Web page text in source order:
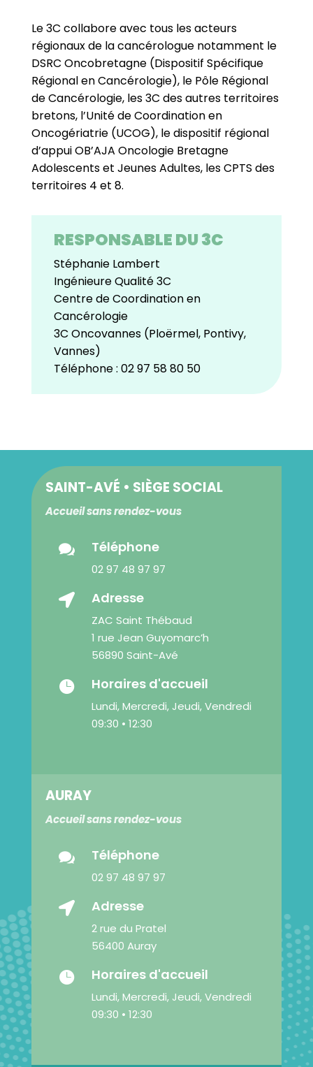
Le 3C collabore avec tous les acteurs
régionaux de la cancérologue notamment le
DSRC Oncobretagne (Dispositif Spécifique
Régional en Cancérologie), le Pôle Régional
de Cancérologie, les 3C des autres territoires
bretons, l’Unité de Coordination en
Oncogériatrie (UCOG), le dispositif régional
d’appui OB’AJA Oncologie Bretagne
Adolescents et Jeunes Adultes, les CPTS des
territoires 4 et 8.
RESPONSABLE DU 3C
Stéphanie Lambert
Ingénieure Qualité 3C
Centre de Coordination en
Cancérologie
3C Oncovannes (Ploërmel, Pontivy,
Vannes)
Téléphone : 02 97 58 80 50
SAINT-AVÉ • SIÈGE SOCIAL
Accueil sans rendez-vous
 Téléphone
02 97 48 97 97
 Adresse
ZAC Saint Thébaud
1 rue Jean Guyomarc’h
56890 Saint-Avé
 Horaires d'accueil
Lundi, Mercredi, Jeudi, Vendredi
09:30 • 12:30
AURAY
Accueil sans rendez-vous
 Téléphone
02 97 48 97 97
 Adresse
2 rue du Pratel
56400 Auray
 Horaires d'accueil
Lundi, Mercredi, Jeudi, Vendredi
09:30 • 12:30